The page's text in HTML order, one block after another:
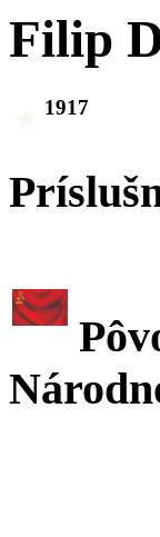
Filip
1917